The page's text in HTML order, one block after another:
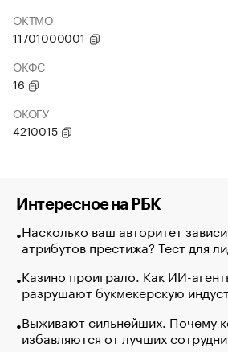
ОКТМО
11701000001
ОКФС
16
ОКОГУ
4210015
Интересное на РБК
Насколько ваш авторитет
атрибутов престижа? Тест для
Казино проиграло. Как ИИ-
разрушают букмекерскую
Выживают сильнейших. Почему
избавляются от лучших